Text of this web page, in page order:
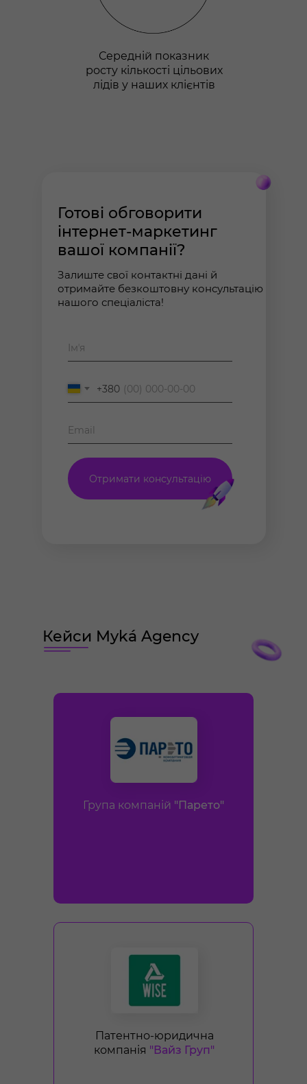
Середній показник
росту кількості цільових
лідів у наших клієнтів
Готові обговорити
інтернет-маркетинг
вашої компанії?
Залиште свої контактні дані й
отримайте безкоштовну консультацію
нашого спеціаліста!
+380
Отримати консультацію
Кейси Myká Agency
Група компаній "Парето"
Патентно-юридична
компанія "Вайз Груп"